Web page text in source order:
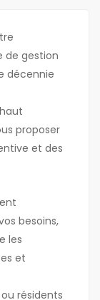
de gestion
décennie
proposer
et des
besoins,
les
et
résidents